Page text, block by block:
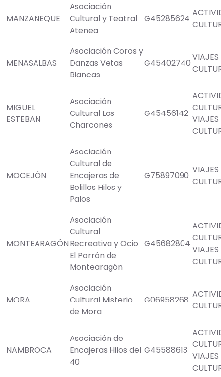
MANZANEQUE
Asociación
Cultural y Teatral
Atenea
G45285624
MENASALBAS
Asociación Coros y
Danzas Vetas
Blancas
G45402740
VIAJES
MIGUEL
ESTEBAN
Asociación
Cultural Los
Charcones
G45456142
VIAJES
MOCEJÓN
Asociación
Cultural de
Encajeras de
Bolillos Hilos y
Palos
G75897090
VIAJES
MONTEARAGÓN
Asociación
Cultural
Recreativa y Ocio
El Porrón de
Montearagón
G45682804
VIAJES
MORA
Asociación
Cultural Misterio
de Mora
G06958268
NAMBROCA
Asociación de
Encajeras Hilos del
40
G45588613
VIAJES